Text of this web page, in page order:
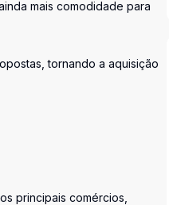
mais comodidade para
tornando a aquisição
principais comércios,